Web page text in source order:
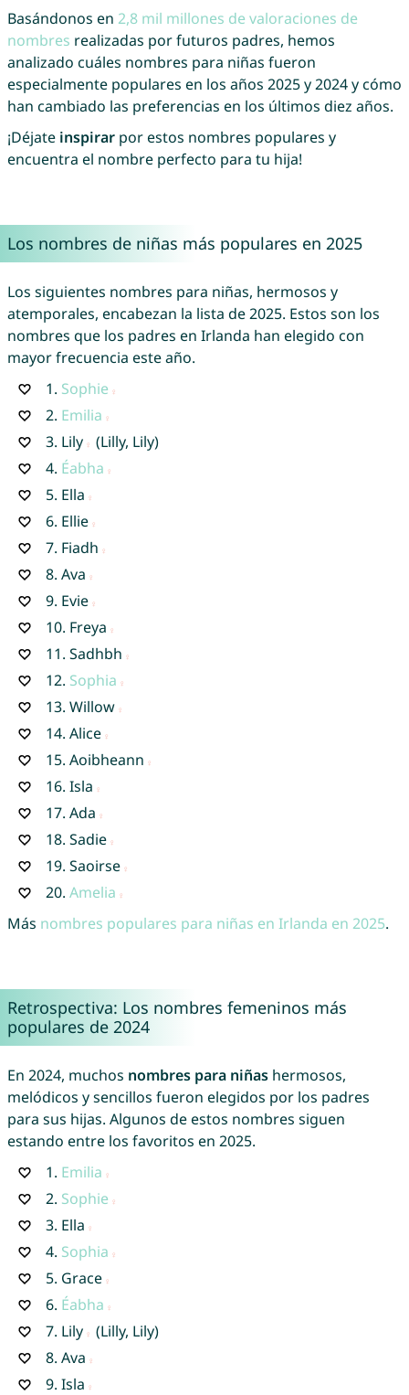
Basándonos en 2,8 mil millones de valoraciones de
nombres realizadas por futuros padres, hemos
analizado cuáles nombres para niñas fueron
especialmente populares en los años 2025 y 2024 y cómo
han cambiado las preferencias en los últimos diez años.
¡Déjate inspirarpor estos nombres populares y
encuentra el nombre perfecto para tu hija!
Los nombres de niñas más populares en 2025
Los siguientes nombres para niñas, hermosos y
atemporales, encabezan la lista de 2025. Estos son los
nombres que los padres en Irlanda han elegido con
mayor frecuencia este año.
1. Sophie
2. Emilia
3. Lily
(Lilly, Lily)
4. Éabha
5. Ella
6. Ellie
7. Fiadh
8. Ava
9. Evie
10. Freya
11. Sadhbh
12. Sophia
13. Willow
14. Alice
15. Aoibheann
16. Isla
17. Ada
18. Sadie
19. Saoirse
20. Amelia
Más nombres populares para niñas en Irlanda en 2025.
Retrospectiva: Los nombres femeninos más
populares de 2024
En 2024, muchos nombres para niñashermosos,
melódicos y sencillos fueron elegidos por los padres
para sus hijas. Algunos de estos nombres siguen
estando entre los favoritos en 2025.
1. Emilia
2. Sophie
3. Ella
4. Sophia
5. Grace
6. Éabha
7. Lily
(Lilly, Lily)
8. Ava
9. Isla